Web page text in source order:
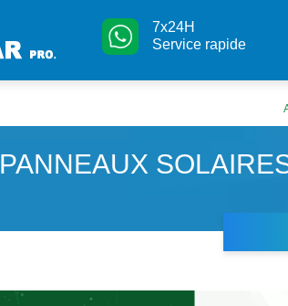
7x24H
Service rapide
PANNEAUX